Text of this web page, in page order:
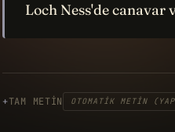
Loch Ness'de canavar
TAM METIN OTOMATIK METIN